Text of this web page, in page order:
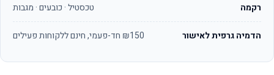
רקמה טכסטיל · כובעים · מגבות
הדמיה גרפית לאישור ₪150 חד-פעמי, חינם ללקוחות פעילים